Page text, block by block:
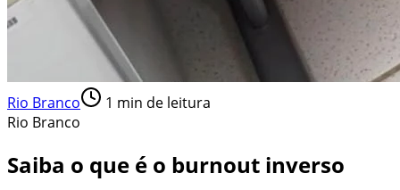
Rio Branco 1 min de leitura
Rio Branco
Saiba o que é o burnout inverso